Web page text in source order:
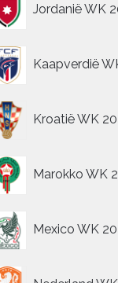
Jordanië WK
Kaapverdië
Kroatië WK
Marokko WK
Mexico WK